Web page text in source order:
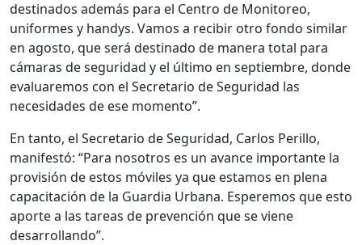
destinados además para el Centro de Monitoreo,
uniformes y handys. Vamos a recibir otro fondo similar
en agosto, que será destinado de manera total para
cámaras de seguridad y el último en septiembre, donde
evaluaremos con el Secretario de Seguridad las
necesidades de ese momento”.
En tanto, el Secretario de Seguridad, Carlos Perillo,
manifestó: “Para nosotros es un avance importante la
provisión de estos móviles ya que estamos en plena
capacitación de la Guardia Urbana. Esperemos que esto
aporte a las tareas de prevención que se viene
desarrollando”.